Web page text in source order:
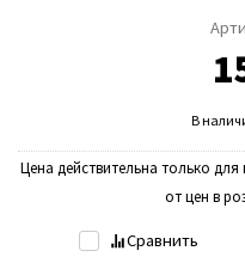
В
Цена действительна только
от цен в
Сравнить